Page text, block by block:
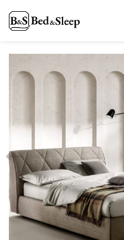
Viskoelastinės
Pūkinės
Natūralaus
Antialerginės